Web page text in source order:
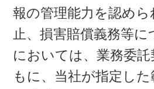
報の管理能力を認め
止、損害賠償義務等
においては、業務委
もに、当社が指定し